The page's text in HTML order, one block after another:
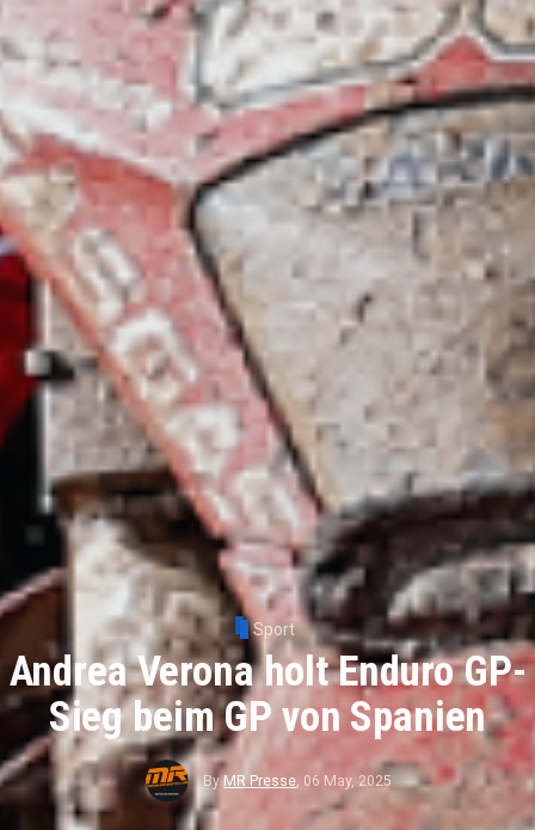
Sport
Andrea Verona holt Enduro GP-
Sieg beim GP von Spanien
ByMR Presse, 06 May, 2025